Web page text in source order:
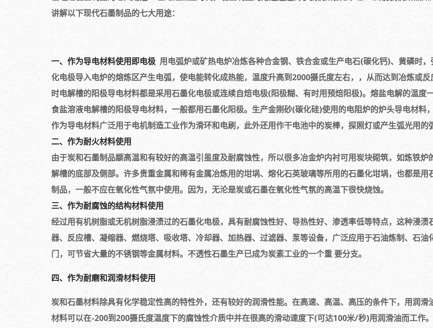
讲解以下现代石墨制品的七大用途：
一、作为导电材料使用即电极 用电弧炉或矿热电炉冶炼各种合金钢、铁合金或生产电石(碳化钙)、黄磷时
化电极导入电炉的熔炼区产生电弧，使电能转化成热能，温度升高到2000摄氏度左右，，从而达到冶炼或
时电解槽的阳极导电材料都是采用石墨化电极或连续自焙电极(阳极糊、有时用预焙阳极)。熔盐电解的温
食盐溶液电解槽的阳极导电材料，一般都用石墨化阳极。生产金刚砂(碳化硅)使用的电阻炉的炉头导电材料
作为导电材料广泛用于电机制造工业作为滑环和电刷，此外还用作干电池中的炭棒，探照灯或产生弧光用的
二、作为耐火材料使用
由于炭和石墨制品颛高温和有较好的高温引虽度及耐腐蚀性，所以很多冶金炉内衬可用炭块砌筑，如炼铁
解槽的底部及侧部。许多贵重金属和稀有金属冶炼用的坩埚、熔化石英玻璃等所用的石墨化坩埚，也都是
制品，一般不应在氧化性气氛中使用。因为，无沦是炭或石墨在氧化性气氛的高温下很快烧蚀。
三、作为耐腐蚀的结构材料使用
经过用有机树脂或无机树脂浸渍过的石墨化电极，具有耐腐蚀性好、导热性好、渗透率低等特点，这种浸
器、反应槽、凝缩器、燃烧塔、吸收塔、冷却器、加热器、过滤器、泵等设备，广泛应用于石油炼制、石
门，可节省大量的不锈钢等金属材料。不透性石墨生产已成为炭素工业的一个重 要分支。
四、作为耐磨和润滑材料使用
炭和石墨材料除具有化学稳定性高的特性外，还有较好的润滑性能。在高速、高温、高压的条件下，用润
材料可以在-200到200摄氏度温度下的腐蚀性介质中并在很高的滑动速度下(可达100米/秒)用润滑油而工作